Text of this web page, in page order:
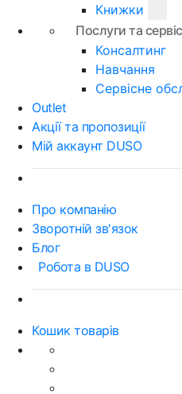
Книжки
Послуги та
Консалтинг
Навчання
Сервісне
Outlet
Акції та пропозиції
Мій аккаунт DUSO
Про компанію
Зворотній зв'язок
Блог
Робота в DUSO
Кошик товарів